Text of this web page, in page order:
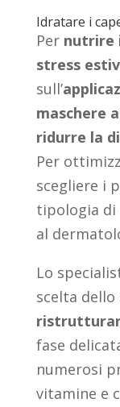
Idratare i
Per nutrire
stress
sull’
maschere
ridurre la
Per
scegliere i
tipologia di
al
Lo
scelta dello
fase
numerosi
vitamine e